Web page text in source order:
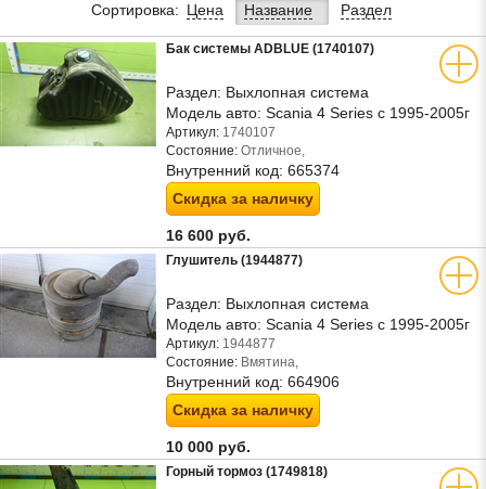
Сортировка: Цена Название Раздел
Бак системы ADBLUE (1740107)
Раздел: Выхлопная система
Модель авто: Scania 4 Series с 1995-2005г
Артикул: 1740107
Состояние: Отличное,
Внутренний код: 665374
Скидка за наличку
16 600 руб.
Глушитель (1944877)
Раздел: Выхлопная система
Модель авто: Scania 4 Series с 1995-2005г
Артикул: 1944877
Состояние: Вмятина,
Внутренний код: 664906
Скидка за наличку
10 000 руб.
Горный тормоз (1749818)